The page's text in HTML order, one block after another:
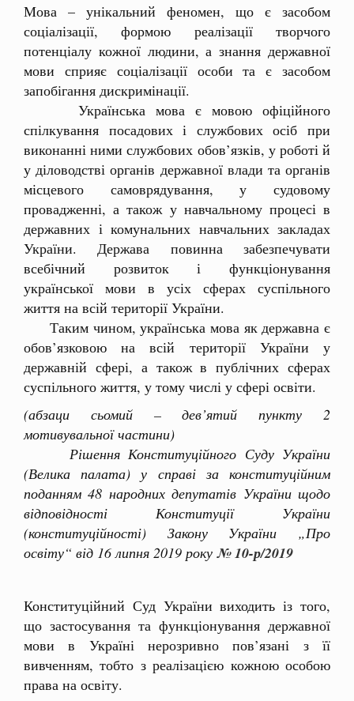
Мова – унікальний феномен, що є засобом
соціалізації, формою реалізації творчого
потенціалу кожної людини, а знання державної
мови сприяє соціалізації особи та є засобом
запобігання дискримінації.
Українська мова є мовою офіційного
спілкування посадових і службових осіб при
виконанні ними службових обов’язків, у роботі й
у діловодстві органів державної влади та органів
місцевого самоврядування, у судовому
провадженні, а також у навчальному процесі в
державних і комунальних навчальних закладах
України. Держава повинна забезпечувати
всебічний розвиток і функціонування
української мови в усіх сферах суспільного
життя на всій території України.
Таким чином, українська мова як державна є
обов’язковою на всій території України у
державній сфері, а також в публічних сферах
суспільного життя, у тому числі у сфері освіти.
(абзаци сьомий – дев’ятий пункту 2
мотивувальної частини)
Рішення Конституційного Суду України
(Велика палата) у справі за конституційним
поданням 48 народних депутатів України щодо
відповідності Конституції України
(конституційності) Закону України „Про
освіту“ від 16 липня 2019 року № 10-р/2019
Конституційний Суд України виходить із того,
що застосування та функціонування державної
мови в Україні нерозривно пов’язані з її
вивченням, тобто з реалізацією кожною особою
права на освіту.